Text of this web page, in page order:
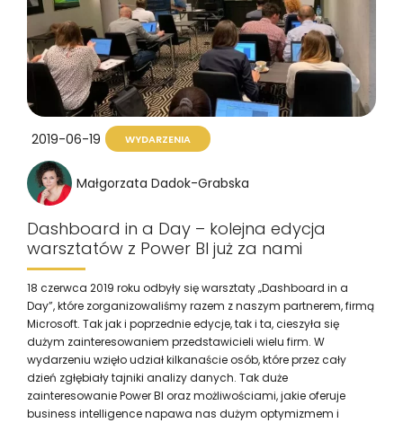
2019-06-19 WYDARZENIA
Małgorzata Dadok-Grabska
Dashboard in a Day – kolejna edycja
warsztatów z Power BI już za nami
18 czerwca 2019 roku odbyły się warsztaty „Dashboard in a
Day”, które zorganizowaliśmy razem z naszym partnerem, firmą
Microsoft. Tak jak i poprzednie edycje, tak i ta, cieszyła się
dużym zainteresowaniem przedstawicieli wielu firm. W
wydarzeniu wzięło udział kilkanaście osób, które przez cały
dzień zgłębiały tajniki analizy danych. Tak duże
zainteresowanie Power BI oraz możliwościami, jakie oferuje
business intelligence napawa nas dużym optymizmem i